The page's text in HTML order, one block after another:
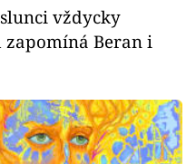
vždycky
Beran i